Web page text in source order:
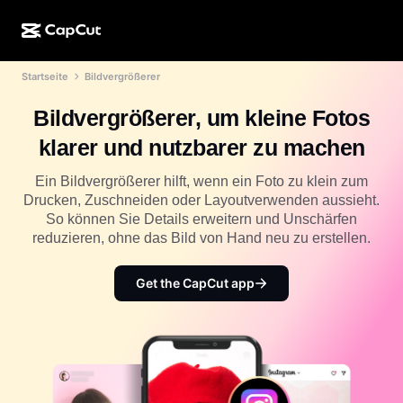
CapCut Online
CapCut Pad
CapCut für Mobilgeräte
Dreamina AI
KI-Design
KI-Videogenerator
KI-Bildgenerator
KI-Bildverbesserung
Nano Banana Pro
Gemini Omni
KI-Tools
Bildeditor und -generator
Stimmgenerator und -editor
Soziale Netzwerke
Feiertagsvorlagen
Mehr
Geburtstags-/Jubiläumsvorlagen
Effektvorlagen
Community
Initiativen
Partner*innen
Pionier-Programm
Programm für kreative Partner*innen
CapCut Kreativ-Campus
Startseite Bildvergrößerer
Bildvergrößerer, um kleine Fotos
klarer und nutzbarer zu machen
Ein Bildvergrößerer hilft, wenn ein Foto zu klein zum
Drucken, Zuschneiden oder Layoutverwenden aussieht.
So können Sie Details erweitern und Unschärfen
reduzieren, ohne das Bild von Hand neu zu erstellen.
Get the CapCut app